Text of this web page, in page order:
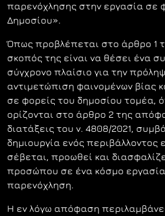
παρενόχλησης στην εργασία σε
Δημοσίου».
Όπως προβλέπεται στο άρθρο 1
σκοπός της είναι να θέσει ένα
σύγχρονο πλαίσιο για την
αντιμετώπιση φαινομένων βίας
σε φορείς του δημοσίου τομέα,
ορίζονται στο άρθρο 2 της
διατάξεις του ν. 4808/2021,
δημιουργία ενός περιβάλλοντος
σέβεται, προωθεί και
προσώπου σε ένα κόσμο
παρενόχληση.
Η εν λόγω απόφαση